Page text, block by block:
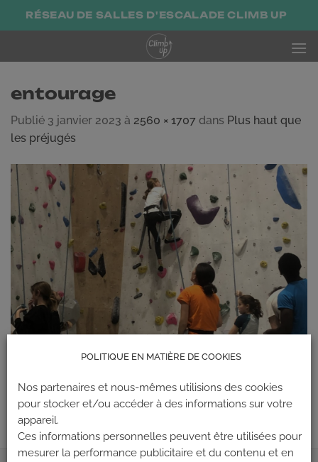
PasserRÉSEAU DE SALLES D'ESCALADE CLIMB UP
entourage
Publié 3 janvier 2023 à 2560 × 1707 dans Plus haut que
les préjugés
Les commentaires et les rétroliens sont actuellement fermés.
POLITIQUE EN MATIÈRE DE COOKIES
Nos partenaires et nous-mêmes utilisions des cookies
pour stocker et/ou accéder à des informations sur votre
appareil.
Ces informations personnelles peuvent être utilisées pour
mesurer la performance publicitaire et du contenu et en